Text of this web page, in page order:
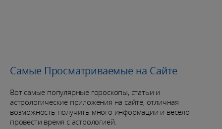
Самые Просматриваемые на Сайте
Вот самые популярные гороскопы, статьи и
астрологические приложения на сайте, отличная
возможность получить много информации и весело
провести время с астрологией.